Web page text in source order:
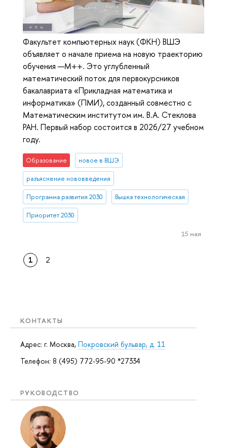
КОНТАКТЫ
Адрес: г. Москва, Покровский бульвар, д. 11
Телефон: 8 (495) 772-95-90 *27334
РУКОВОДСТВО
Факультет компьютерных наук (ФКН) ВШЭ
объявляет о начале приема на новую траекторию
обучения —М++. Это углубленный
математический поток для первокурсников
бакалавриата «Прикладная математика и
информатика» (ПМИ), созданный совместно с
Математическим институтом им. В.А. Стеклова
РАН. Первый набор состоится в 2026/27 учебном
году.
Образование новое в ВШЭ
разъяснение нововведения
Программа развития 2030 Вышка технологическая
Приоритет 2030
15 мая
1 2